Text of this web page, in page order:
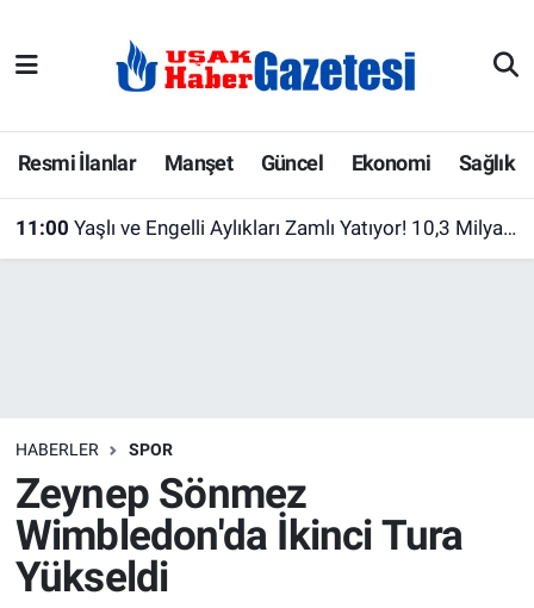
Resmi İlanlar Manşet Güncel Ekonomi Sağlık
11:00 Yaşlı ve Engelli Aylıkları Zamlı Yatıyor! 10,3 Milyar Liralık Ödeme Başladı
HABERLER SPOR
Zeynep Sönmez
Wimbledon'da İkinci Tura
Yükseldi
E-Gazete
Ekonomi
Köşe Yazarları
Kültür Sanat
Manşet
Uşak Hava Durumu
Uşak Trafik Yoğunluk Haritası